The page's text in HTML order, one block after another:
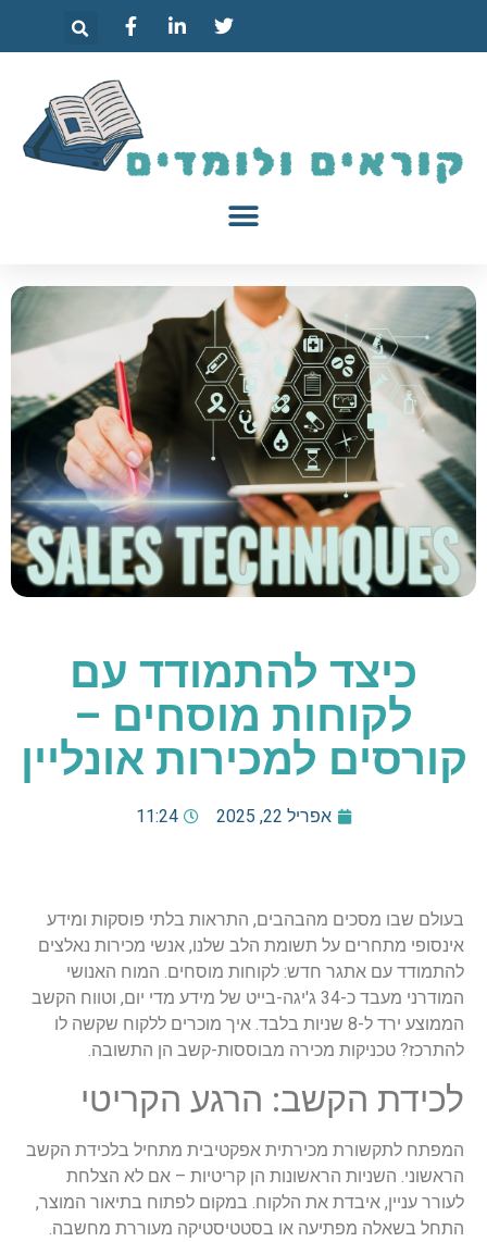
כיצד להתמודד עם
לקוחות מוסחים –
קורסים למכירות אונליין
אפריל 22, 2025 11:24
בעולם שבו מסכים מהבהבים, התראות בלתי פוסקות ומידע
אינסופי מתחרים על תשומת הלב שלנו, אנשי מכירות נאלצים
להתמודד עם אתגר חדש: לקוחות מוסחים. המוח האנושי
המודרני מעבד כ-34 ג'יגה-בייט של מידע מדי יום, וטווח הקשב
הממוצע ירד ל-8 שניות בלבד. איך מוכרים ללקוח שקשה לו
להתרכז? טכניקות מכירה מבוססות-קשב הן התשובה.
לכידת הקשב: הרגע הקריטי
המפתח לתקשורת מכירתית אפקטיבית מתחיל בלכידת הקשב
הראשוני. השניות הראשונות הן קריטיות – אם לא הצלחת
לעורר עניין, איבדת את הלקוח. במקום לפתוח בתיאור המוצר,
התחל בשאלה מפתיעה או בסטטיסטיקה מעוררת מחשבה.